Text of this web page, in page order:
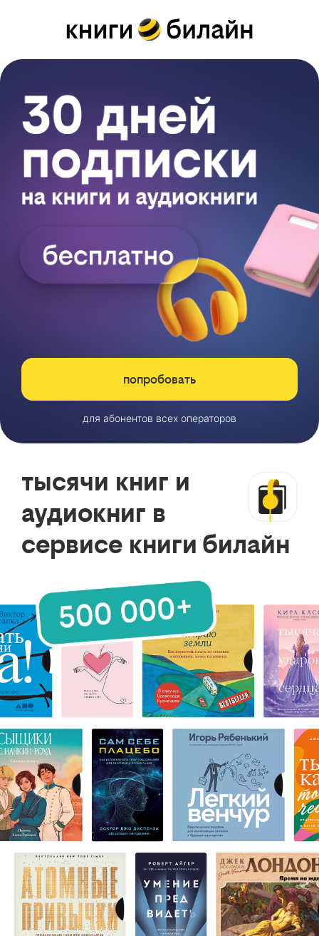
попробовать
для абонентов всех операторов
тысячи книг и
аудиокниг в
сервисе книги билайн